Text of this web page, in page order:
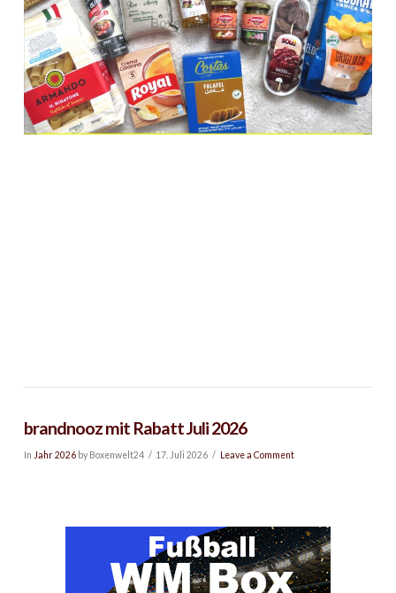
brandnooz mit Rabatt Juli 2026
In Jahr 2026by Boxenwelt24 17. Juli 2026 Leave a Comment